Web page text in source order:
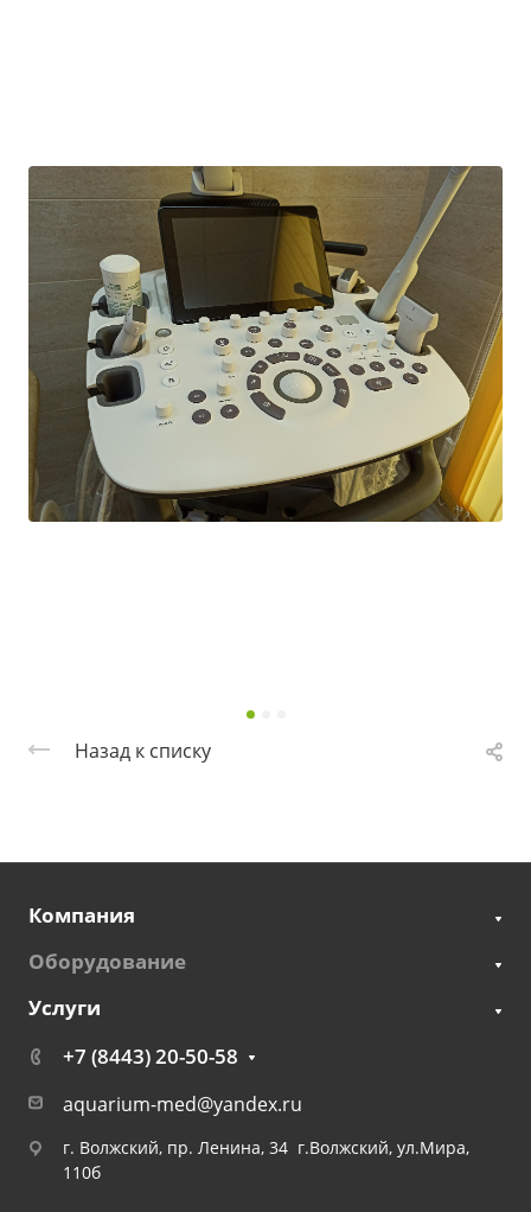
Назад к списку
Компания
Оборудование
Услуги
+7 (8443) 20-50-58
aquarium-med@yandex.ru
г. Волжский, пр. Ленина, 34 г.Волжский, ул.Мира,
110б